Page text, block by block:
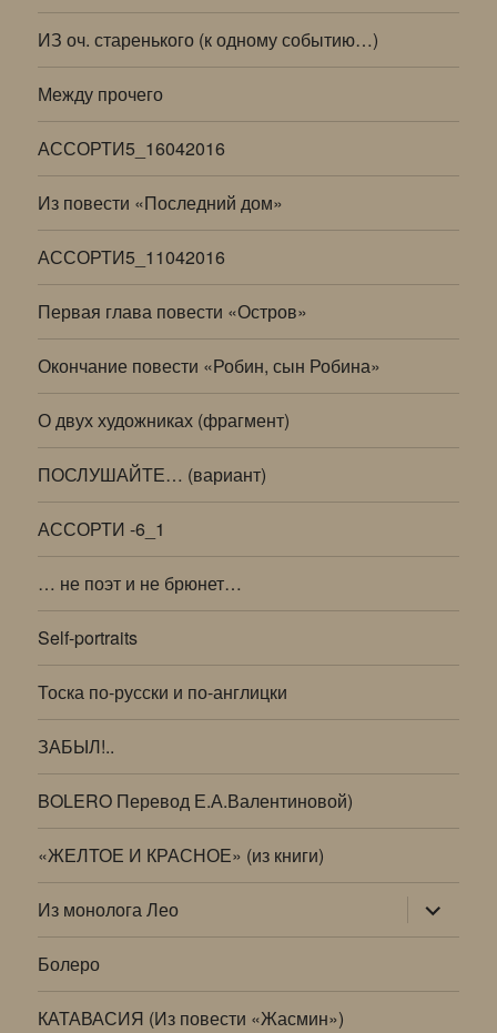
ИЗ оч. старенького (к одному событию…)
Между прочего
АССОРТИ5_16042016
Из повести «Последний дом»
АССОРТИ5_11042016
Первая глава повести «Остров»
Окончание повести «Робин, сын Робина»
О двух художниках (фрагмент)
ПОСЛУШАЙТЕ… (вариант)
АССОРТИ -6_1
… не поэт и не брюнет…
Self-portraits
Тоска по-русски и по-англицки
ЗАБЫЛ!..
BOLERO Перевод Е.А.Валентиновой)
«ЖЕЛТОЕ И КРАСНОЕ» (из книги)
Из монолога Лео раскрыть
дочернее
меню
Болеро
КАТАВАСИЯ (Из повести «Жасмин»)